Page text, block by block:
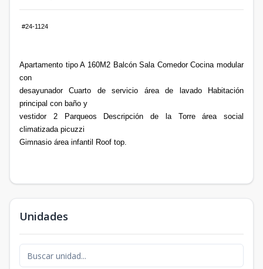
#24-1124
Apartamento tipo A 160M2 Balcón Sala Comedor Cocina modular
con
desayunador Cuarto de servicio área de lavado Habitación
principal con baño y
vestidor 2 Parqueos Descripción de la Torre área social
climatizada picuzzi
Gimnasio área infantil Roof top.
Unidades